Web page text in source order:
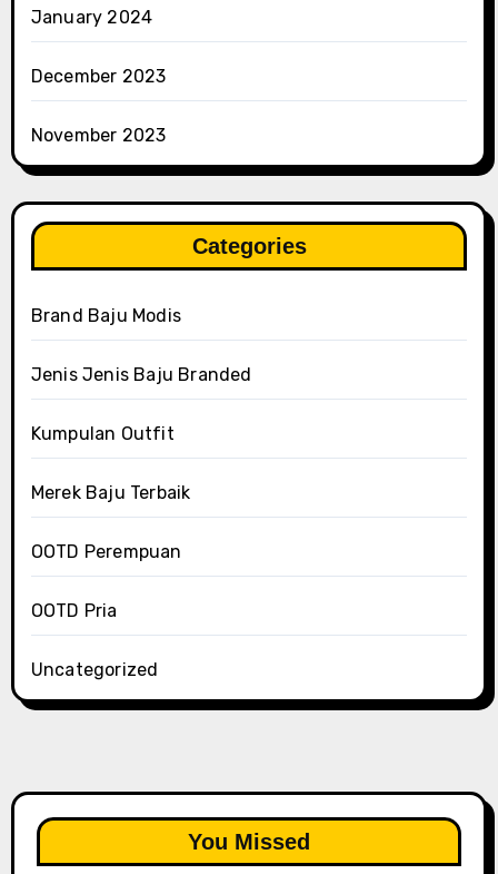
January 2024
December 2023
November 2023
Categories
Brand Baju Modis
Jenis Jenis Baju Branded
Kumpulan Outfit
Merek Baju Terbaik
OOTD Perempuan
OOTD Pria
Uncategorized
You Missed